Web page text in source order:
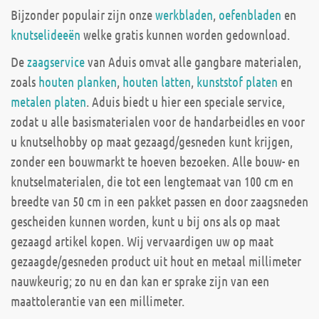
Bijzonder populair zijn onzewerkbladen, oefenbladen en
knutselideeën welke gratis kunnen worden gedownload.
Dezaagservicevan Aduis omvat alle gangbare materialen,
zoals houten planken, houten latten, kunststof platen en
metalen platen. Aduis biedt u hier een speciale service,
zodat u alle basismaterialen voor de handarbeidles en voor
u knutselhobby op maat gezaagd/gesneden kunt krijgen,
zonder een bouwmarkt te hoeven bezoeken. Alle bouw- en
knutselmaterialen, die tot een lengtemaat van 100 cm en
breedte van 50 cm in een pakket passen en door zaagsneden
gescheiden kunnen worden, kunt u bij ons als op maat
gezaagd artikel kopen. Wij vervaardigen uw op maat
gezaagde/gesneden product uit hout en metaal millimeter
nauwkeurig; zo nu en dan kan er sprake zijn van een
maattolerantie van een millimeter.